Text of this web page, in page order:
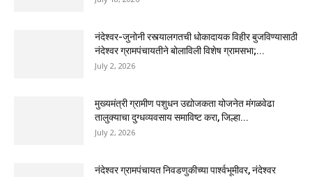
नंदेश्वर-जुनोनी रस्त्यालगतची धोकादायक विहीर बुजविण्यासाठी
नंदेश्वर ग्रामपंचायतीने बोलाविली विशेष ग्रामसभा;...
July 2, 2026
मुख्यमंत्री ग्रामीण पशुधन उद्योजकता योजनेत मंगळवेढा
तालुक्याचा दुग्धव्यवसाय समाविष्ट करा, जिल्हा...
July 2, 2026
नंदेश्वर ग्रामपंचायत निवडणुकीच्या पार्श्वभूमीवर, नंदेश्वर